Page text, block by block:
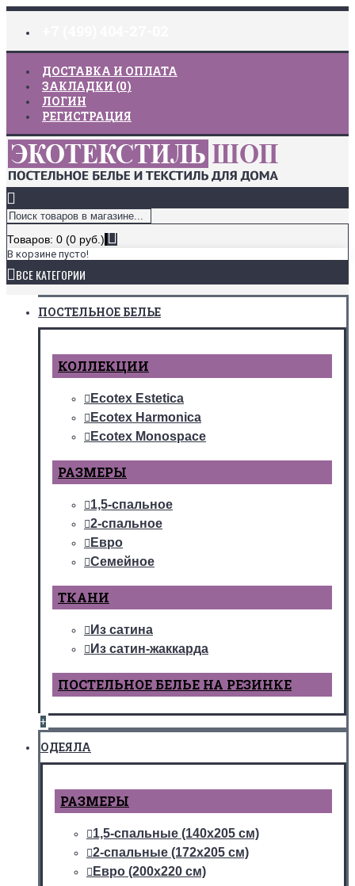
ДОСТАВКА И ОПЛАТА
ЗАКЛАДКИ (0)
ЛОГИН
РЕГИСТРАЦИЯ
Товаров: 0 (0 руб.)
В корзине пусто!
ВСЕ КАТЕГОРИИ
ПОСТЕЛЬНОЕ БЕЛЬЕ
КОЛЛЕКЦИИ
Ecotex Estetica
Ecotex Harmonica
Ecotex Monospace
РАЗМЕРЫ
1,5-спальное
2-спальное
Евро
Семейное
ТКАНИ
Из сатина
Из сатин-жаккарда
ПОСТЕЛЬНОЕ БЕЛЬЕ НА РЕЗИНКЕ
+
ОДЕЯЛА
РАЗМЕРЫ
1,5-спальные (140х205 см)
2-спальные (172х205 см)
Евро (200х220 см)